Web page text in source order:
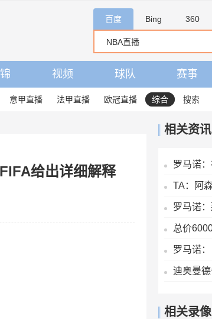
百度 Bing 360
视频 球队 赛事
意甲直播 法甲直播 欧冠直播 综合 搜索
给出详细解释
相关资讯
相关录像